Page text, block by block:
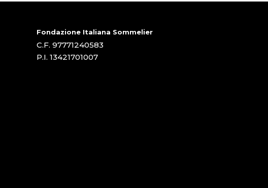
Fondazione Italiana Sommelier
C.F. 97771240583
P.I. 13421701007